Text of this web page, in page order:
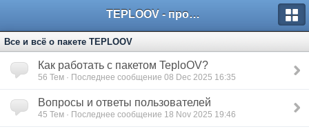
TEPLOOV - программный комплекс для расчёта систем отопления и вентиляции
Все и всё о пакете TEPLOOV
Как работать с пакетом TeploOV?
56 Тем · Последнее сообщение 08 Dec 2025 16:35
Вопросы и ответы пользователей
45 Тем · Последнее сообщение 18 Nov 2025 19:46